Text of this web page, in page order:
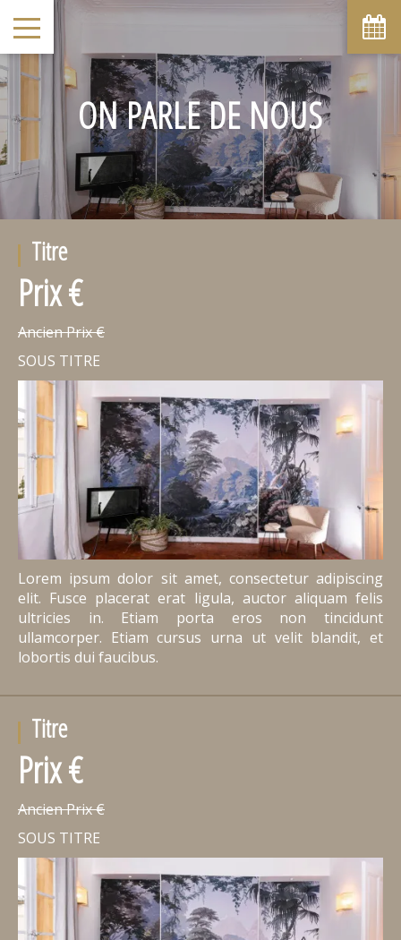
ON PARLE DE NOUS
Titre
Prix €
Ancien Prix €
SOUS TITRE
Lorem ipsum dolor sit amet, consectetur adipiscing
elit. Fusce placerat erat ligula, auctor aliquam felis
ultricies in. Etiam porta eros non tincidunt
ullamcorper. Etiam cursus urna ut velit blandit, et
lobortis dui faucibus.
Titre
Prix €
Ancien Prix €
SOUS TITRE